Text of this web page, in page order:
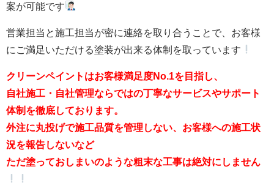
案が可能です
営業担当と施工担当が密に連絡を取り合うことで、お客様
にご満足いただける塗装が出来る体制を取っています
クリーンペイントはお客様満足度No.1を目指し、
自社施工・自社管理ならではの丁寧なサービスやサポート
体制を徹底しております。
外注に丸投げで施工品質を管理しない、お客様への施工状
況を報告しないなど
ただ塗っておしまいのような粗末な工事は絶対にしません